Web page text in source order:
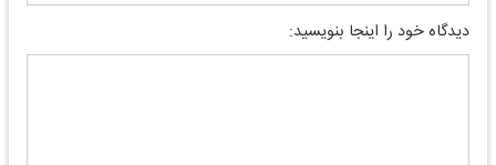
دیدگاه خود را اینجا بنویسید: